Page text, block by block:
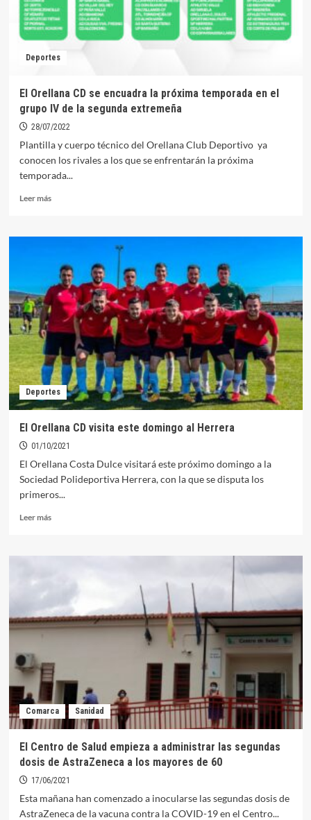
Deportes
El Orellana CD se encuadra la próxima temporada en el
grupo IV de la segunda extremeña
28/07/2022
Plantilla y cuerpo técnico del Orellana Club Deportivo ya
conocen los rivales a los que se enfrentarán la próxima
temporada...
Leer másLeer
El
CD
encuadra
la
próxima
temporada
el
grupo
IV
de
la
extremeña
Deportes
El Orellana CD visita este domingo al Herrera
01/10/2021
El Orellana Costa Dulce visitará este próximo domingo a la
Sociedad Polideportiva Herrera, con la que se disputa los
primeros...
Leer másLeer
El
este
domingo
al
Comarca Sanidad
El Centro de Salud empieza a administrar las segundas
dosis de AstraZeneca a los mayores de 60
17/06/2021
Esta mañana han comenzado a inocularse las segundas dosis de
AstraZeneca de la vacuna contra la COVID-19 en el Centro...